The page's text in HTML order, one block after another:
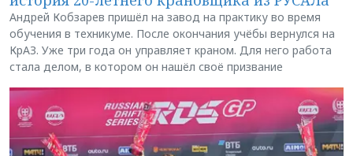
Андрей Кобзарев пришёл на завод на практику во время
обучения в техникуме. После окончания учёбы вернулся на
КрАЗ. Уже три года он управляет краном. Для него работа
стала делом, в котором он нашёл своё призвание